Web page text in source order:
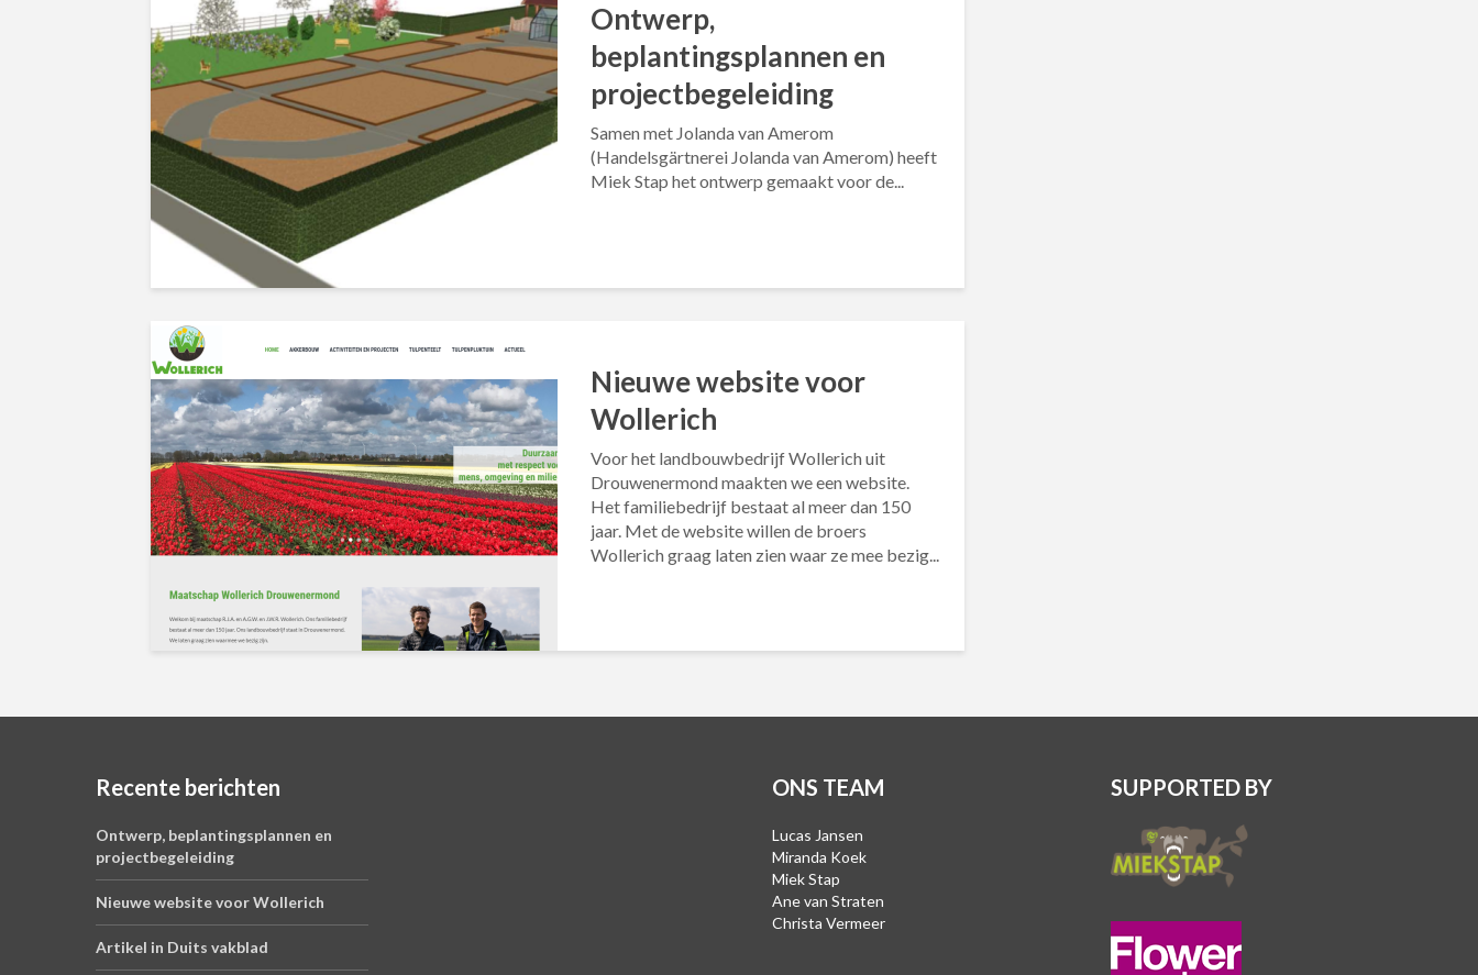
Ontwerp,
beplantingsplannen en
projectbegeleiding
Samen met Jolanda van Amerom
(Handelsgärtnerei Jolanda van Amerom) heeft
Miek Stap het ontwerp gemaakt voor de...
Nieuwe website voor
Wollerich
Voor het landbouwbedrijf Wollerich uit
Drouwenermond maakten we een website.
Het familiebedrijf bestaat al meer dan 150
jaar. Met de website willen de broers
Wollerich graag laten zien waar ze mee bezig...
Recente berichten
Ontwerp, beplantingsplannen en
projectbegeleiding
Nieuwe website voor Wollerich
Artikel in Duits vakblad
ONS TEAM
Lucas Jansen
Miranda Koek
Miek Stap
Ane van Straten
Christa Vermeer
SUPPORTED BY